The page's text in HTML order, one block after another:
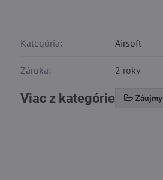
Kategória: Airsoft
Záruka: 2 roky
Viac z kategórie Záujmy